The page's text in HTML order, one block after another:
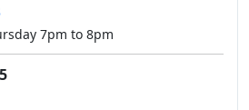
7pm to 8pm